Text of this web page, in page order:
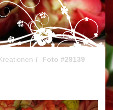
Foto #29139